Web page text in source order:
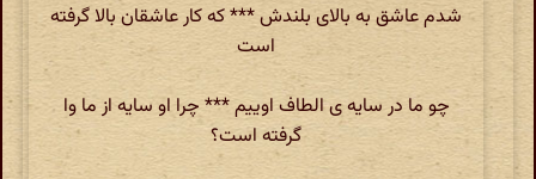
شدم عاشق به بالای بلندش *** که کار عاشقان بالا گرفته
است
چو ما در سایه ی الطاف اوییم *** چرا او سایه از ما وا
گرفته است؟